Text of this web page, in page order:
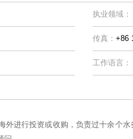
执业领域：
传真： +86
工作语言：
进行投资或收购，负责过十余个